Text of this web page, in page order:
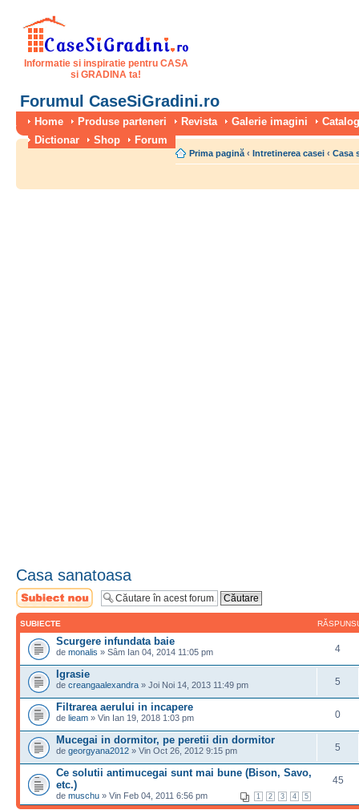
Informatie si inspiratie pentru CASA
si GRADINA ta!
Forumul CaseSiGradini.ro
Home Produse parteneri Revista Galerie imagini
Dictionar
Shop Forum
Prima pagină ‹ Intretinerea casei ‹ Casa
Casa sanatoasa
Scrie un subiect
nou
SUBIECTE
Scurgere infundata baie
de monalis » Sâm Ian 04, 2014 11:05 pm 4
Igrasie
de creangaalexandra » Joi Noi 14, 2013 11:49 pm 5
Filtrarea aerului in incapere
de lieam » Vin Ian 19, 2018 1:03 pm 0
Mucegai in dormitor, pe peretii din dormitor
de georgyana2012 » Vin Oct 26, 2012 9:15 pm 5
Ce solutii antimucegai sunt mai bune (Bison, Savo,
etc.)
1 2 3 4 5
de muschu » Vin Feb 04, 2011 6:56 pm
45